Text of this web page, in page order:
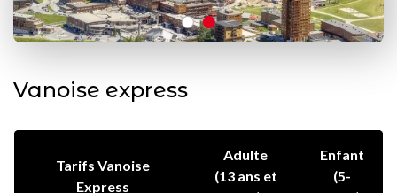
Vanoise express
Tarifs Vanoise
Express
Adulte
(13 ans et
Enfant
(5-